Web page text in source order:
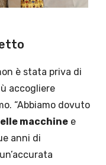
è stata priva di
accogliere
“Abbiamo dovuto
macchine e
anni di